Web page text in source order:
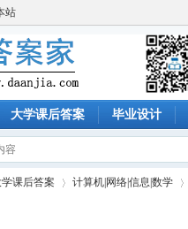
站
大学课后答案 毕业设计
学课后答案 计算机|网络|信息|数学